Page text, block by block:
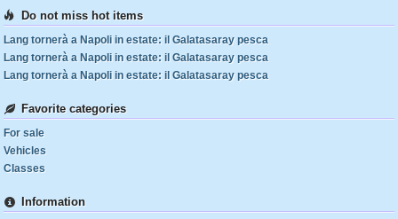
Do not miss hot items
Lang tornerà a Napoli in estate: il Galatasaray pesca
Lang tornerà a Napoli in estate: il Galatasaray pesca
Lang tornerà a Napoli in estate: il Galatasaray pesca
Favorite categories
For sale
Vehicles
Classes
Information